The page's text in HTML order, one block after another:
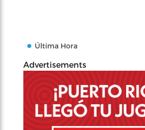
Última Hora
Advertisements